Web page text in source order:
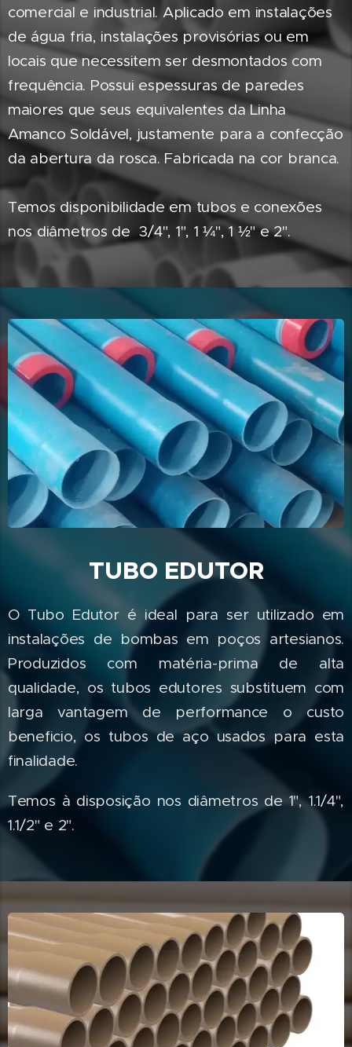
comercial e industrial. Aplicado em instalações
de água fria, instalações provisórias ou em
locais que necessitem ser desmontados com
frequência. Possui espessuras de paredes
maiores que seus equivalentes da Linha
Amanco Soldável, justamente para a confecção
da abertura da rosca. Fabricada na cor branca.
Temos disponibilidade em tubos e conexões
nos diâmetros de 3/4", 1", 1 ¼", 1 ½" e 2".
TUBO EDUTOR
O Tubo Edutor é ideal para ser utilizado em
instalações de bombas em poços artesianos.
Produzidos com matéria-prima de alta
qualidade, os tubos edutores substituem com
larga vantagem de performance o custo
beneficio, os tubos de aço usados para esta
finalidade.
Temos à disposição nos diâmetros de 1", 1.1/4",
1.1/2" e 2".